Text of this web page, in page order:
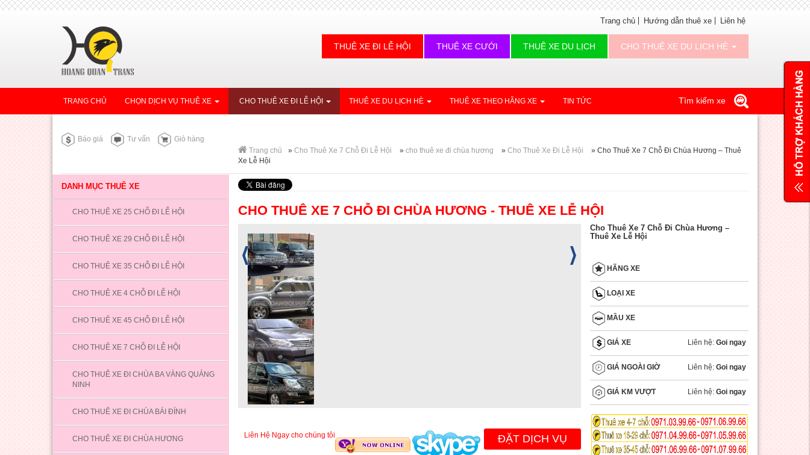
Trang chủ Hướng dẫn thuê xe Liên hệ
THUÊ XE ĐI LỄ HỘI THUÊ XE CƯỚI THUÊ XE DU LỊCH CHO THUÊ XE DU LỊCH HÈ
TRANG CHỦ CHỌN DỊCH VỤ THUÊ XE CHO THUÊ XE ĐI LỄ HỘI THUÊ XE DU LỊCH HÈ THUÊ XE THEO HÃNG XE TIN TỨC Tìm kiếm xe
Báo giá Tư vấn
Giỏ hàng
Trang chủ
» Cho Thuê Xe 7 Chỗ Đi Lễ Hội » cho thuê xe đi chùa hương » Cho Thuê Xe Đi Lễ Hội » Cho Thuê Xe 7 Chỗ Đi Chùa Hương – Thuê
Xe Lễ Hội
DANH MỤC THUÊ XE
CHO THUÊ XE 25 CHỖ ĐI LỄ HỘI
CHO THUÊ XE 29 CHỖ ĐI LỄ HỘI
CHO THUÊ XE 35 CHỖ ĐI LỄ HỘI
CHO THUÊ XE 4 CHỖ ĐI LỄ HỘI
CHO THUÊ XE 45 CHỖ ĐI LỄ HỘI
CHO THUÊ XE 7 CHỖ ĐI LỄ HỘI
CHO THUÊ XE ĐI CHÙA BA VÀNG QUẢNG
NINH
CHO THUÊ XE ĐI CHÙA BÁI ĐÍNH
CHO THUÊ XE ĐI CHÙA HƯƠNG
CHO THUÊ XE 7 CHỖ ĐI CHÙA HƯƠNG - THUÊ XE LỄ HỘI
Liên Hệ Ngay cho chúng tôi ĐẶT DỊCH VỤ
Cho Thuê Xe 7 Chỗ Đi Chùa Hương –
Thuê Xe Lễ Hội
HÃNG XE
LOẠI XE
MẦU XE
GIÁ XE Liên hệ: Goi ngay
GIÁ NGOÀI GIỜ Liên hệ: Goi ngay
GIÁ KM VƯỢT Liên hệ: Goi ngay